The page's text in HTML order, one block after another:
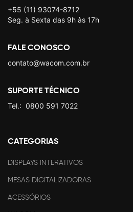
+55 (11) 93074-8712
Seg. à Sexta das 9h às 17h
FALE CONOSCO
contato@wacom.com.br
SUPORTE TÉCNICO
Tel.: 0800 591 7022
CATEGORIAS
DISPLAYS INTERATIVOS
MESAS DIGITALIZADORAS
ACESSÓRIOS